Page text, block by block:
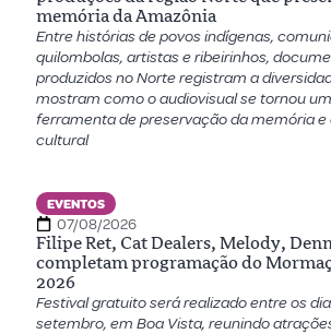
memória da Amazônia
Entre histórias de povos indígenas,
quilombolas, artistas e ribeirinhos,
produzidos no Norte registram a
mostram como o audiovisual se tornou
ferramenta de preservação da memória e
cultural
EVENTOS
07/08/2026
Filipe Ret, Cat Dealers, Melody,
completam programação do
2026
Festival gratuito será realizado entre os
setembro, em Boa Vista, reunindo